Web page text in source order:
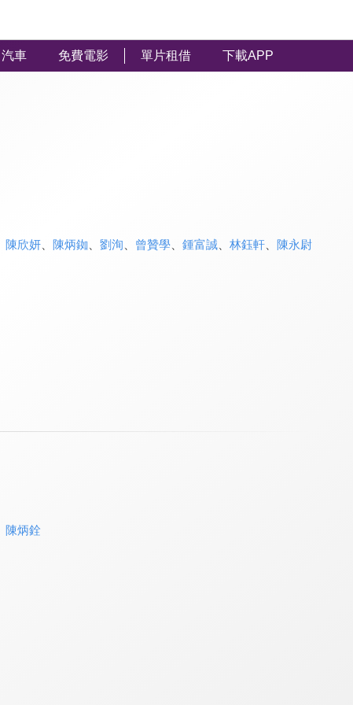
汽車 免費電影 單片租借 下載APP
陳欣妍、 陳炳銣 劉洵 曾贊學、 鍾富誠、 林鈺軒、 陳永尉
陳炳銓